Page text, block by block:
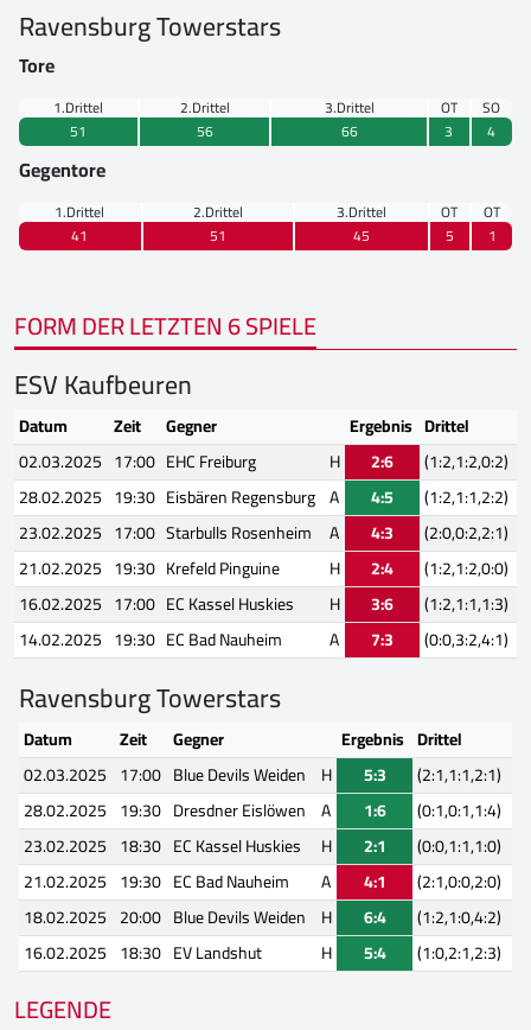
Ravensburg Towerstars
Tore
1.Drittel 2.Drittel 3.Drittel OT
SO
51
56 66 3 4
Gegentore
1.Drittel 2.Drittel 3.Drittel OT
OT
41
51 45 5 1
FORM DER LETZTEN 6 SPIELE
ESV Kaufbeuren
Datum Zeit Gegner Ergebnis Drittel
02.03.2025 17:00 EHC Freiburg H 2:6
(1:2,1:2,0:2)
28.02.2025 19:30 Eisbären Regensburg A 4:5
(1:2,1:1,2:2)
23.02.2025 17:00 Starbulls Rosenheim A 4:3
(2:0,0:2,2:1)
21.02.2025 19:30 Krefeld Pinguine H 2:4
(1:2,1:2,0:0)
16.02.2025 17:00 EC Kassel Huskies H 3:6
(1:2,1:1,1:3)
14.02.2025 19:30 EC Bad Nauheim A 7:3 (0:0,3:2,4:1)
Ravensburg Towerstars
Datum Zeit Gegner Ergebnis Drittel
02.03.2025 17:00 Blue Devils Weiden H 5:3
(2:1,1:1,2:1)
28.02.2025 19:30 Dresdner Eislöwen A 1:6
(0:1,0:1,1:4)
23.02.2025 18:30 EC Kassel Huskies H 2:1
(0:0,1:1,1:0)
21.02.2025 19:30 EC Bad Nauheim A 4:1
(2:1,0:0,2:0)
18.02.2025 20:00 Blue Devils Weiden H 6:4
(1:2,1:0,4:2)
16.02.2025 18:30 EV Landshut H 5:4 (1:0,2:1,2:3)
LEGENDE